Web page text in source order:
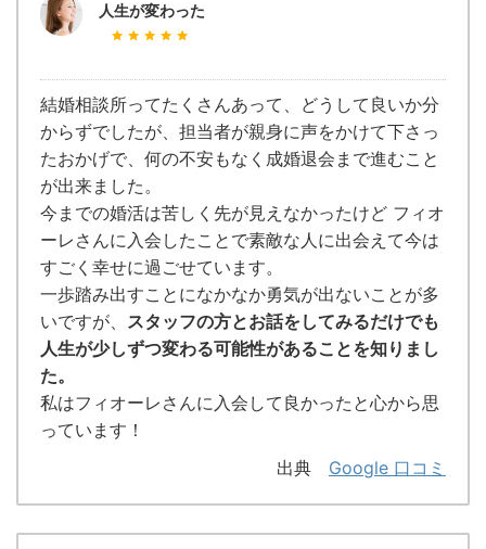
人生が変わった
結婚相談所ってたくさんあって、どうして良いか分
からずでしたが、担当者が親身に声をかけて下さっ
たおかげで、何の不安もなく成婚退会まで進むこと
が出来ました。
今までの婚活は苦しく先が見えなかったけど フィオ
ーレさんに入会したことで素敵な人に出会えて今は
すごく幸せに過ごせています。
一歩踏み出すことになかなか勇気が出ないことが多
いですが、 スタッフの方とお話をしてみるだけでも
人生が少しずつ変わる可能性があることを知りまし
た。
私はフィオーレさんに入会して良かったと心から思
っています！
出典 Google 口コミ